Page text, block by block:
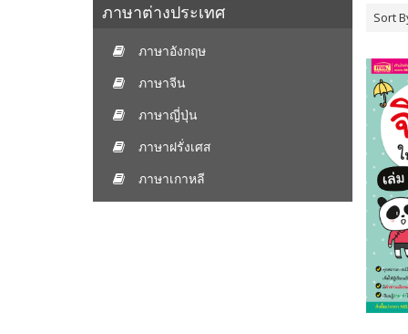
ภาษาต่างประเทศ
ภาษาอังกฤษ
ภาษาจีน
ภาษาญี่ปุ่น
ภาษาฝรั่งเศส
ภาษาเกาหลี
Sort